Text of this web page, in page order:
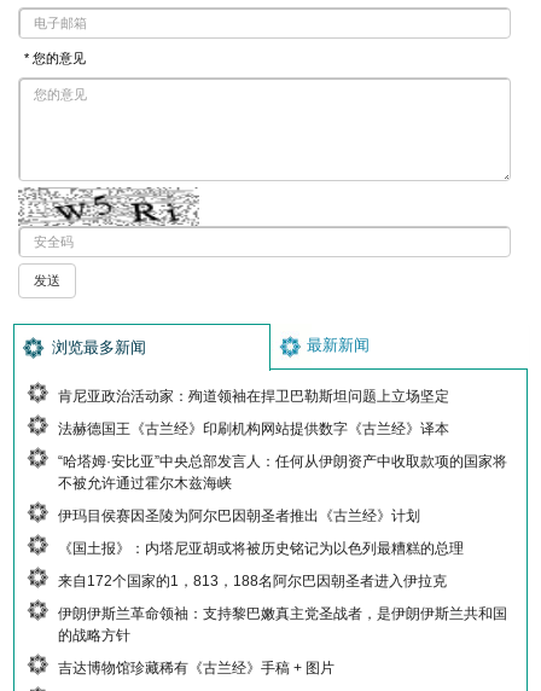
* 您的意见
浏览最多新闻 最新新闻
肯尼亚政治活动家：殉道领袖在捍卫巴勒斯坦问题上立场坚定
法赫德国王《古兰经》印刷机构网站提供数字《古兰经》译本
“哈塔姆·安比亚”中央总部发言人：任何从伊朗资产中收取款项的国家将
不被允许通过霍尔木兹海峡
伊玛目侯赛因圣陵为阿尔巴因朝圣者推出《古兰经》计划
《国土报》：内塔尼亚胡或将被历史铭记为以色列最糟糕的总理
来自172个国家的1，813，188名阿尔巴因朝圣者进入伊拉克
伊朗伊斯兰革命领袖：支持黎巴嫩真主党圣战者，是伊朗伊斯兰共和国
的战略方针
吉达博物馆珍藏稀有《古兰经》手稿 + 图片